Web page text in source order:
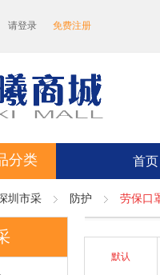
请登录 免费注册
分类 首页
圳市采 防护 劳保口
默认